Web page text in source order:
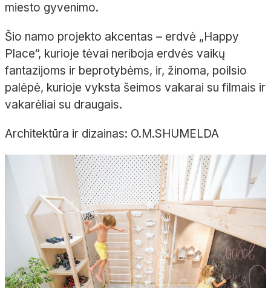
miesto gyvenimo.
Šio namo projekto akcentas – erdvė „Happy
Place“, kurioje tėvai neriboja erdvės vaikų
fantazijoms ir beprotybėms, ir, žinoma, poilsio
palėpė, kurioje vyksta šeimos vakarai su filmais ir
vakarėliai su draugais.
Architektūra ir dizainas: O.M.SHUMELDA